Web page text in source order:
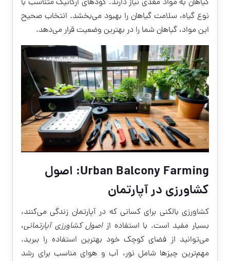
گیاهان به مواد مغذی نیاز دارند. کودهای ارگانیک متناسب با
نوع گیاه، سلامت گیاهان را بهبود می‌بخشد. انتخاب صحیح
این مواد، گیاهان شما را در بهترین وضعیت قرار می‌دهد.
Urban Balcony Farming: اصول
کشاورزی در آپارتمان
کشاورزی بالکنی برای کسانی که در آپارتمان زندگی می‌کنند،
بسیار مفید است. با استفاده ازاصول کشاورزی آپارتمانی،
می‌توانید از فضای کوچک خود بهترین استفاده را ببرید.
مهم‌ترین چیزها شامل نور، آب و هوای مناسب برای رشد